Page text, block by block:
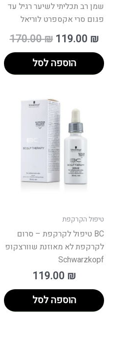
שמן רב תכליתי לשיער רגיל עד
פגום סרי אקספרט לוריאל
170.00₪ 119.00 ₪
הוספה לסל
טיפול הקרקפת
BC טיפול לקרקפת – סרום
לקרקפת לא מאוזנת שוורצקופ
Schwarzkopf
119.00 ₪
הוספה לסל